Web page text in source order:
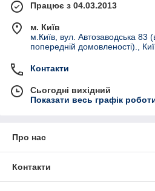
Працює з 04.03.2013
м. Київ
м.Київ, вул. Автозаводська 83
попередній домовленості).,
Контакти
Сьогодні вихідний
Показати весь графік
Про нас
Контакти